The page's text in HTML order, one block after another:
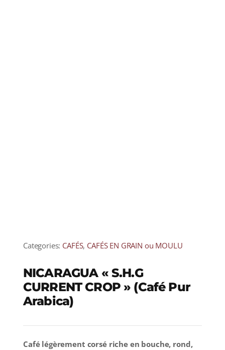
Categories: CAFÉS, CAFÉS EN GRAIN ou MOULU
NICARAGUA « S.H.G
CURRENT CROP » (Café Pur
Arabica)
Café légèrement corsé riche en bouche, rond,